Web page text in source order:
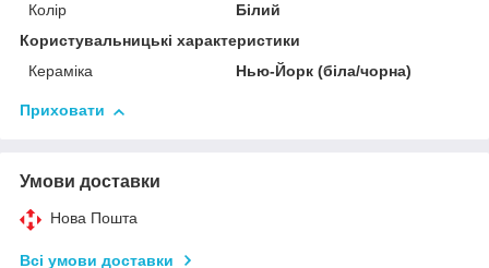
Колір
Білий
Користувальницькі характеристики
Кераміка
Нью-Йорк (біла/чорна)
Приховати
Умови доставки
Нова Пошта
Всі умови доставки